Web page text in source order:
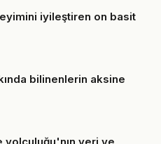
iyileştiren on basit
bilinenlerin aksine